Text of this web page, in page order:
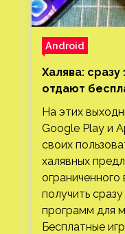
Android
Халява: сразу
отдают
Play и App
загрузок
На этих
Google Play и
своих
халявных
получить
программ для
Бесплатные